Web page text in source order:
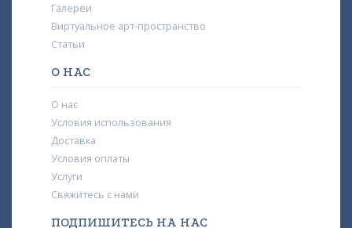
Галереи
Виртуальное арт-пространство
Статьи
О НАС
О нас
Условия использования
Доставка
Условия оплаты
Услуги
Свяжитесь с нами
ПОДПИШИТЕСЬ НА НАС